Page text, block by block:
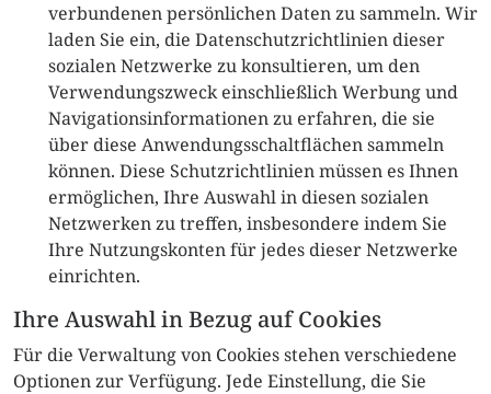
verbundenen persönlichen Daten zu sammeln. Wir
laden Sie ein, die Datenschutzrichtlinien dieser
sozialen Netzwerke zu konsultieren, um den
Verwendungszweck einschließlich Werbung und
Navigationsinformationen zu erfahren, die sie
über diese Anwendungsschaltflächen sammeln
können. Diese Schutzrichtlinien müssen es Ihnen
ermöglichen, Ihre Auswahl in diesen sozialen
Netzwerken zu treffen, insbesondere indem Sie
Ihre Nutzungskonten für jedes dieser Netzwerke
einrichten.
Ihre Auswahl in Bezug auf Cookies
Für die Verwaltung von Cookies stehen verschiedene
Optionen zur Verfügung. Jede Einstellung, die Sie